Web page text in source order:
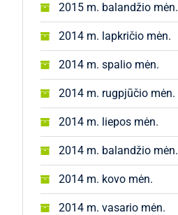
2015 m. balandžio mėn.
2014 m. lapkričio mėn.
2014 m. spalio mėn.
2014 m. rugpjūčio mėn.
2014 m. liepos mėn.
2014 m. balandžio mėn.
2014 m. kovo mėn.
2014 m. vasario mėn.